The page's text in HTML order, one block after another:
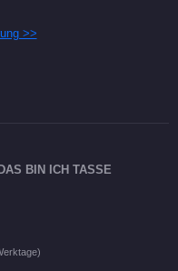
>>
BIN ICH TASSE